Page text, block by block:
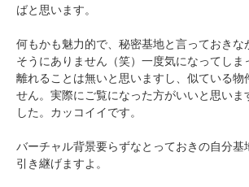
ばと思います。
何もかも魅力的で、秘密基地と言っておきな
そうにありません（笑）一度気になってしま
離れることは無いと思いますし、似ている物
せん。実際にご覧になった方がいいと思いま
した。カッコイイです。
バーチャル背景要らずなとっておきの自分基
引き継げますよ。